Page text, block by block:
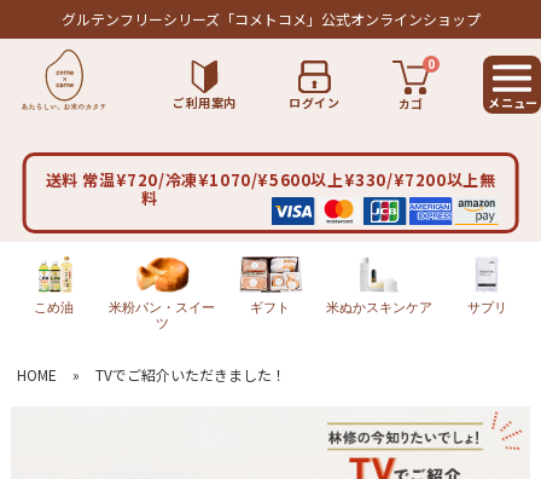
グルテンフリーシリーズ「コメトコメ」公式オンラインショップ
ご利用案内 ログイン カゴ
0
送料 常温¥720/冷凍¥1070/¥5600以上¥330/¥7200以上無
料
こめ油
米粉パン・スイー
ツ
ギフト 米ぬかスキンケア サプリ
HOME » TVでご紹介いただきました！